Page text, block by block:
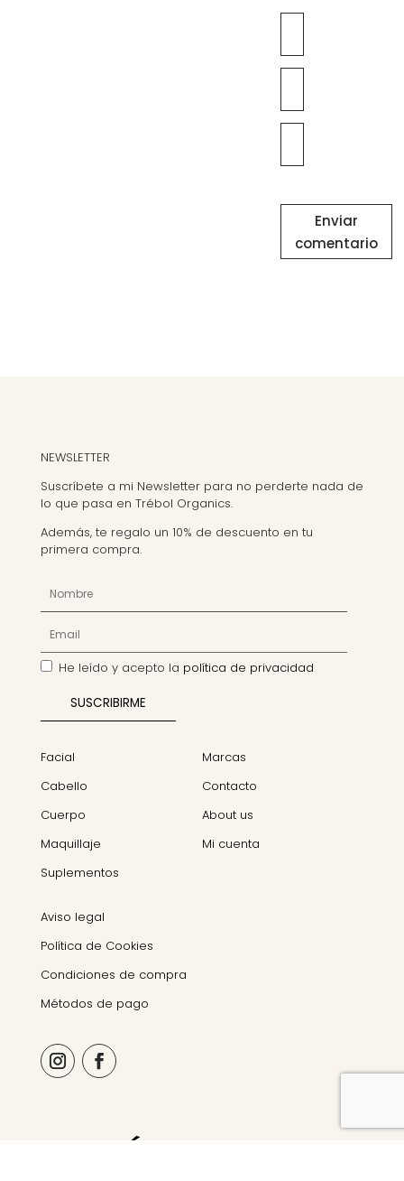
Enviar
comentario
NEWSLETTER
Suscríbete a mi Newsletter para no perderte nada de
lo que pasa en Trébol Organics.
Además, te regalo un 10% de descuento en tu
primera compra.
He leído y acepto la política de privacidad
Facial
Cabello
Cuerpo
Maquillaje
Suplementos
Marcas
Contacto
About us
Mi cuenta
Aviso legal
Política de Cookies
Condiciones de compra
Métodos de pago